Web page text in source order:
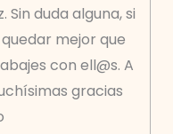
duda alguna, si
mejor que
con ell@s. A
gracias